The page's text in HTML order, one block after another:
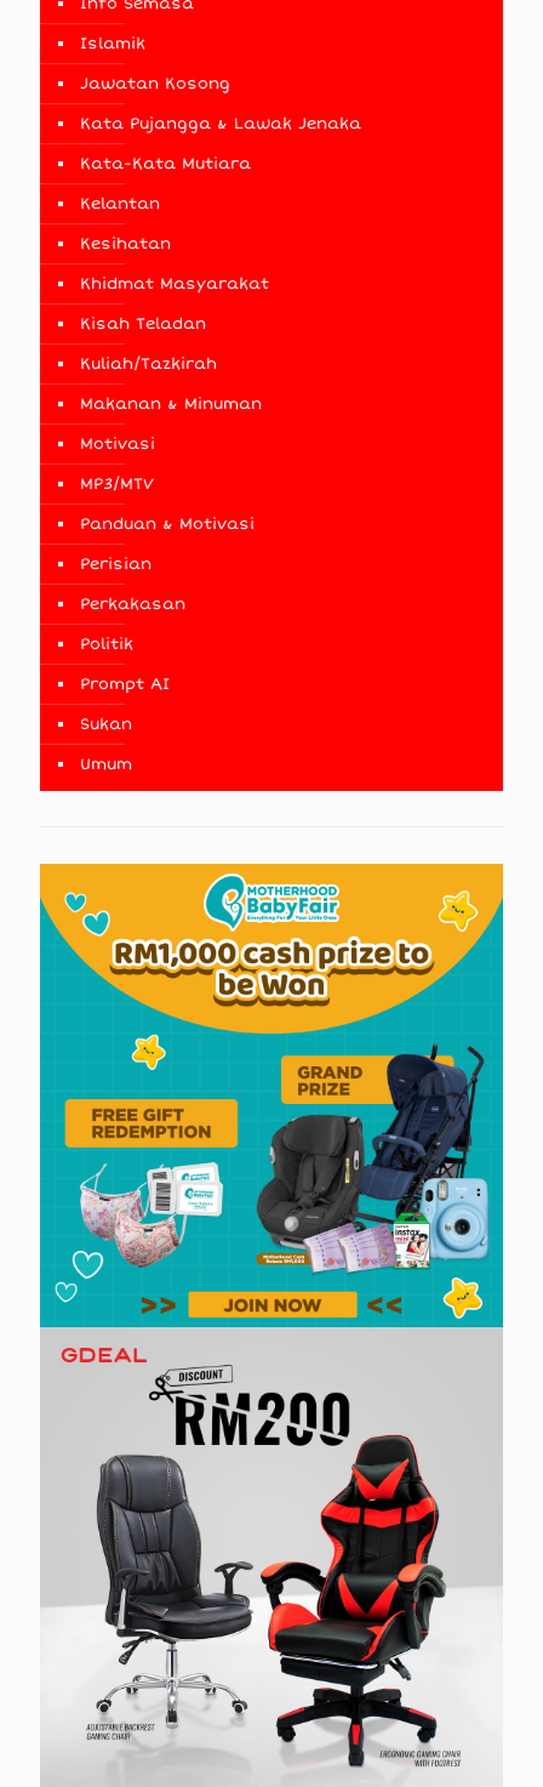
Islamik
Jawatan Kosong
Kata Pujangga & Lawak Jenaka
Kata-Kata Mutiara
Kelantan
Kesihatan
Khidmat Masyarakat
Kisah Teladan
Kuliah/Tazkirah
Makanan & Minuman
Motivasi
MP3/MTV
Panduan & Motivasi
Perisian
Perkakasan
Politik
Prompt AI
Sukan
Umum